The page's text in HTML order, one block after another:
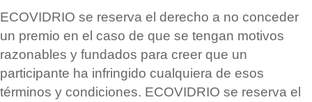
ECOVIDRIO se reserva el derecho a no conceder
un premio en el caso de que se tengan motivos
razonables y fundados para creer que un
participante ha infringido cualquiera de esos
términos y condiciones. ECOVIDRIO se reserva el